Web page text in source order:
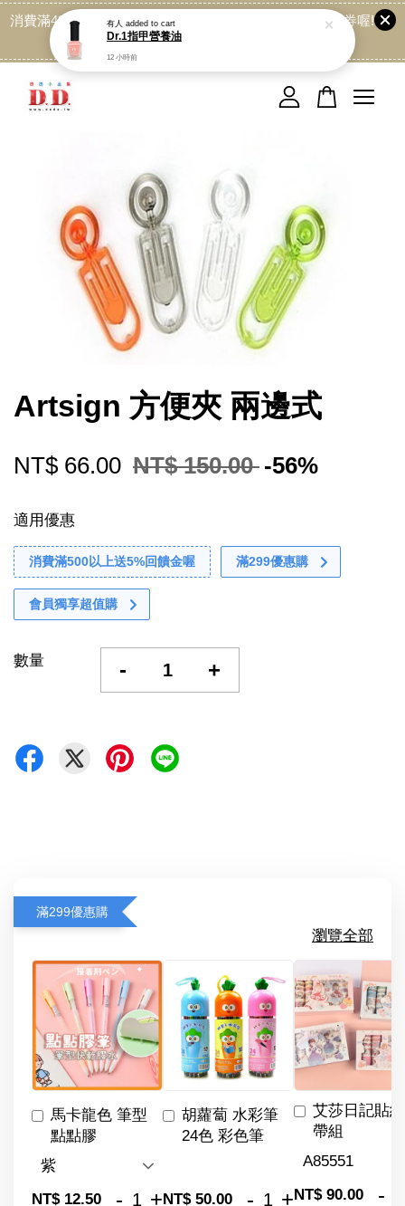
消費滿499免運喔, 記得加LINE:@dede168 領取專屬折扣券喔!
Artsign 方便夾 兩邊式
NT$ 66.00 NT$ 150.00 -56%
適用優惠
消費滿500以上送5%回饋金喔 滿299優惠購
會員獨享超值購
數量 - +
滿299優惠購
瀏覽全部
馬卡龍色 筆型
點點膠
NT$ 12.50
- +
胡蘿蔔 水彩筆
24色 彩色筆
NT$ 50.00
- +
艾莎日記貼
帶組
NT$ 90.00
-
您的購物車目前還是空的。